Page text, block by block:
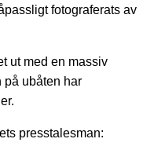
fotograferats av
ut med en massiv
på ubåten har
presstalesman: